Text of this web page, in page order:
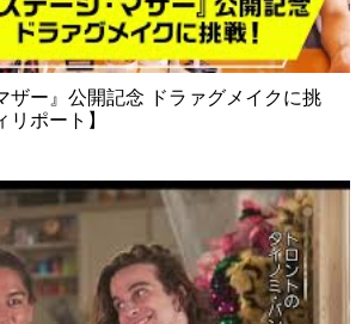
ザー』公開記念 ドラァグメイクに挑
ポート】